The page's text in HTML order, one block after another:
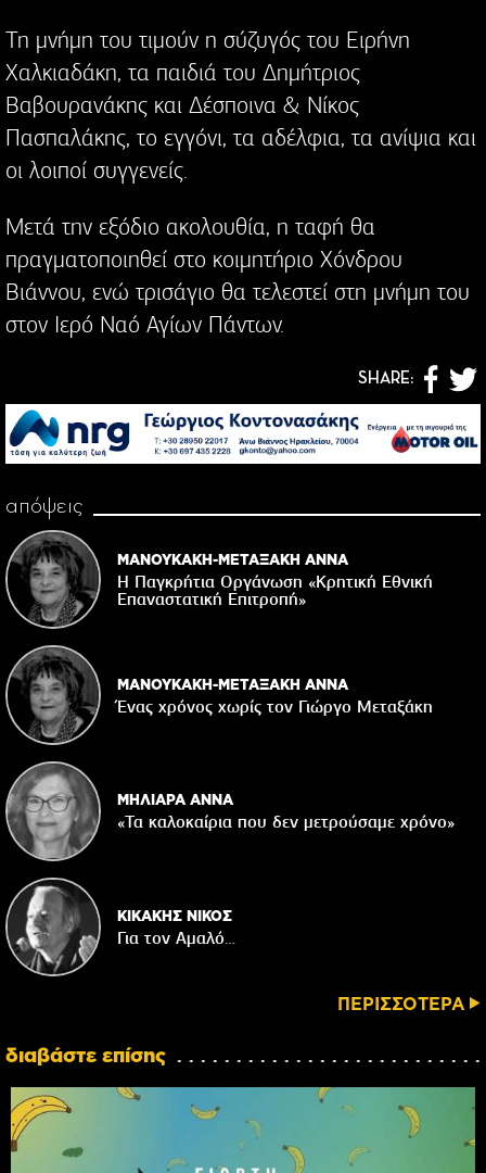
Τη μνήμη του τιμούν η σύζυγός του Ειρήνη
Χαλκιαδάκη, τα παιδιά του Δημήτριος
Βαβουρανάκης και Δέσποινα & Νίκος
Πασπαλάκης, το εγγόνι, τα αδέλφια, τα ανίψια και
οι λοιποί συγγενείς.
Μετά την εξόδιο ακολουθία, η ταφή θα
πραγματοποιηθεί στο κοιμητήριο Χόνδρου
Βιάννου, ενώ τρισάγιο θα τελεστεί στη μνήμη του
στον Ιερό Ναό Αγίων Πάντων.
SHARE:
απόψεις
ΜΑΝΟΥΚΑΚΗ-ΜΕΤΑΞΑΚΗ ΑΝΝΑ
Η Παγκρήτια Οργάνωση «Κρητική Εθνική
Επαναστατική Eπιτροπή»
ΜΑΝΟΥΚΑΚΗ-ΜΕΤΑΞΑΚΗ ΑΝΝΑ
Ένας χρόνος χωρίς τον Γιώργο Μεταξάκη
ΜΗΛΙΑΡΑ ΑΝΝΑ
«Τα καλοκαίρια που δεν μετρούσαμε χρόνο»
ΚΙΚΑΚΗΣ ΝΙΚΟΣ
Για τον Αμαλό…
ΠΕΡΙΣΣΟΤΕΡΑ
διαβάστε επίσης